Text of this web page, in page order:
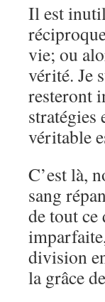
Il est
vie; ou
vérité. Je
resteront
stratégies
véritable
C’est là,
sang
de tout ce
division
la grâce